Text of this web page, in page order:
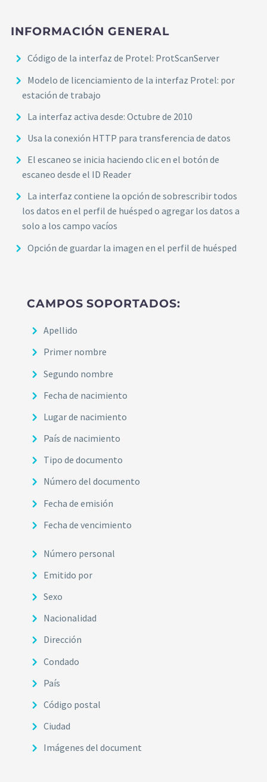
INFORMACIÓN GENERAL
Código de la interfaz de Protel: ProtScanServer
Modelo de licenciamiento de la interfaz Protel: por
estación de trabajo
La interfaz activa desde: Octubre de 2010
Usa la conexión HTTP para transferencia de datos
El escaneo se inicia haciendo clic en el botón de
escaneo desde el ID Reader
La interfaz contiene la opción de sobrescribir todos
los datos en el perfil de huésped o agregar los datos a
solo a los campo vacíos
Opción de guardar la imagen en el perfil de huésped
CAMPOS SOPORTADOS:
Apellido
Primer nombre
Segundo nombre
Fecha de nacimiento
Lugar de nacimiento
País de nacimiento
Tipo de documento
Número del documento
Fecha de emisión
Fecha de vencimiento
Número personal
Emitido por
Sexo
Nacionalidad
Dirección
Condado
País
Código postal
Ciudad
Imágenes del document